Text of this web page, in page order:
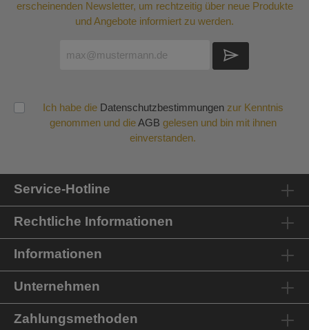
erscheinenden Newsletter, um rechtzeitig über neue Produkte
und Angebote informiert zu werden.
Ich habe die Datenschutzbestimmungenzur Kenntnis
genommen und dieAGB gelesen und bin mit ihnen
einverstanden.
Service-Hotline
Rechtliche Informationen
Informationen
Unternehmen
Zahlungsmethoden